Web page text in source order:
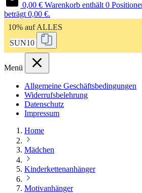
0,00 € Warenkorb enthält 0
beträgt 0,00 €.
10% auf ALLES
SUN10
Menü
Allgemeine Geschäftsbedingungen
Widerrufsbelehrung
Datenschutz
Impressum
Home
Mädchen
Kinderkettenanhänger
Motivanhänger